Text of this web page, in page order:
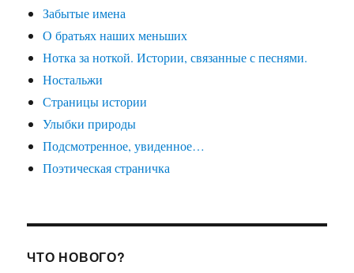
Забытые имена
О братьях наших меньших
Нотка за ноткой. Истории, связанные с песнями.
Ностальжи
Страницы истории
Улыбки природы
Подсмотренное, увиденное…
Поэтическая страничка
ЧТО НОВОГО?